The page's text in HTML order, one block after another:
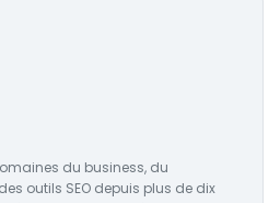
du business, du
outils SEO depuis plus de dix